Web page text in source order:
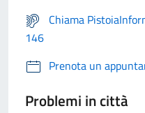
Chiama
146
Prenota un
Problemi in città